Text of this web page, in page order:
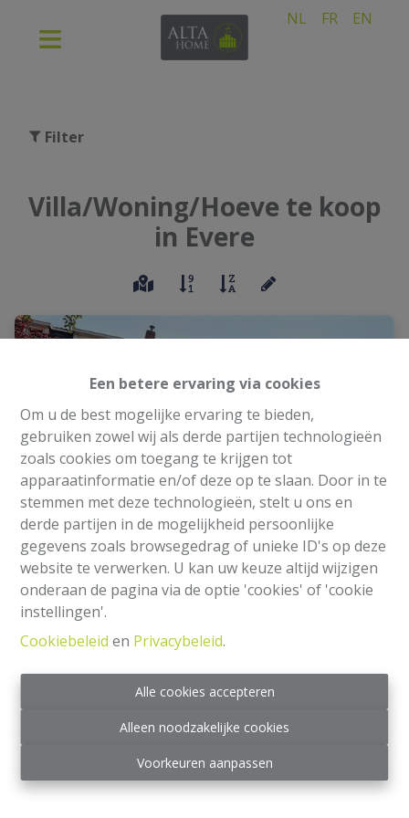
Een betere ervaring via cookies
Om u de best mogelijke ervaring te bieden,
gebruiken zowel wij als derde partijen technologieën
zoals cookies om toegang te krijgen tot
apparaatinformatie en/of deze op te slaan. Door in te
stemmen met deze technologieën, stelt u ons en
derde partijen in de mogelijkheid persoonlijke
gegevens zoals browsegedrag of unieke ID's op deze
website te verwerken. U kan uw keuze altijd wijzigen
onderaan de pagina via de optie 'cookies' of 'cookie
instellingen'.
Cookiebeleid en Privacybeleid.
Alle cookies accepteren
Alleen noodzakelijke cookies
Voorkeuren aanpassen
NL FR EN
Filter
Villa/Woning/Hoeve te koop
in Evere
Huis
Place Jean De Paduwa 12, 1140 Evere
180 m²